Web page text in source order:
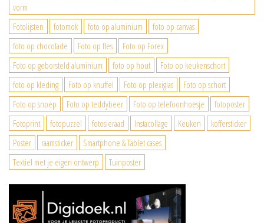
vorm
Fotolijsten
fotomok foto op aluminium
foto op canvas
foto op chocolade
Foto op fles
Foto op Forex
Foto op geborsteld aluminium
foto op hout
Foto op keukenschort
foto op kleding
Foto op knuffel Foto op plexiglas
Foto op schort
Foto op snoep
Foto op teddybeer Foto op telefoonhoesje
fotoposter
Fotoprint
fotopuzzel fotosieraad Instacollage Keuken
koffersticker
Poster
raamsticker
Smartphone & Tablet cases
Textiel met je eigen ontwerp
Tuinposter